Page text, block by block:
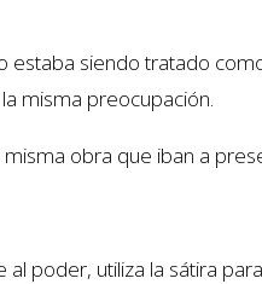
siendo tratado
misma preocupación.
obra que iban a
poder, utiliza la sátira